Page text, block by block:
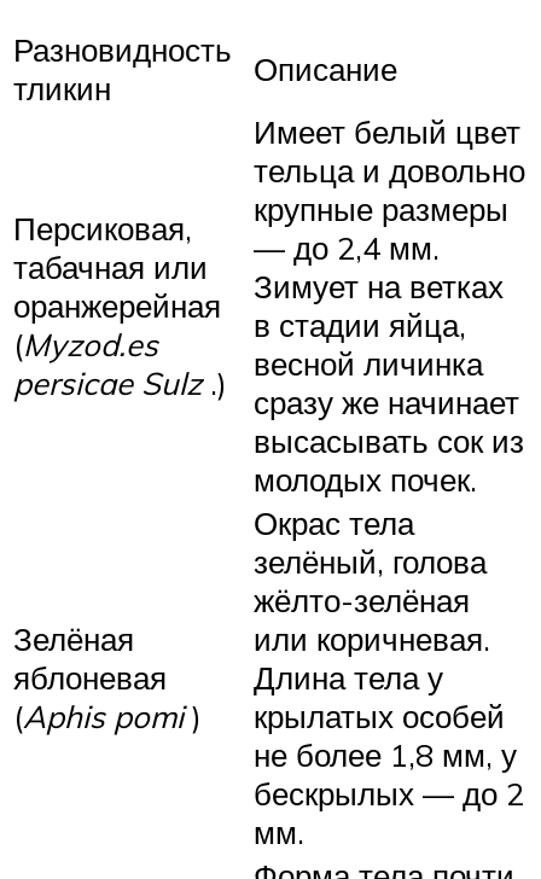
Разновидность
тликин
Описание
Персиковая,
табачная или
оранжерейная
(Myzod.es
persicae Sulz.)
Имеет белый цвет
тельца и довольно
крупные размеры
— до 2,4 мм.
Зимует на ветках
в стадии яйца,
весной личинка
сразу же начинает
высасывать сок из
молодых почек.
Зелёная
яблоневая
(Aphis pomi)
Окрас тела
зелёный, голова
жёлто-зелёная
или коричневая.
Длина тела у
крылатых особей
не более 1,8 мм, у
бескрылых — до 2
мм.